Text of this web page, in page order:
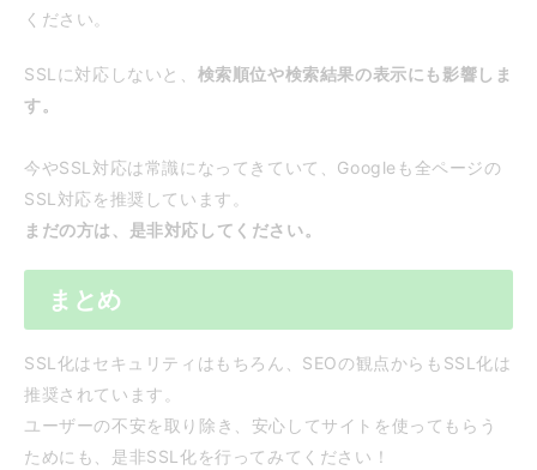
ください。
SSLに対応しないと、 検索順位や検索結果の表示にも影響しま
す。
今やSSL対応は常識になってきていて、Googleも全ページの
SSL対応を推奨しています。
まだの方は、是非対応してください。
まとめ
SSL化はセキュリティはもちろん、SEOの観点からもSSL化は
推奨されています。
ユーザーの不安を取り除き、安心してサイトを使ってもらう
ためにも、是非SSL化を行ってみてください！